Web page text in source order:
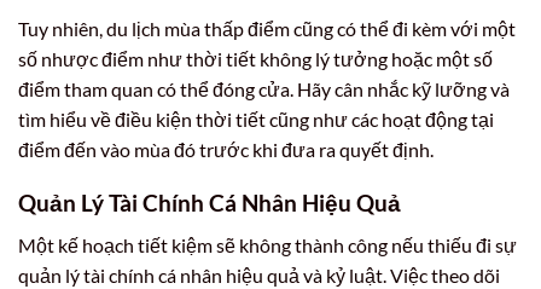
Tuy nhiên, du lịch mùa thấp điểm cũng có thể đi kèm với một
số nhược điểm như thời tiết không lý tưởng hoặc một số
điểm tham quan có thể đóng cửa. Hãy cân nhắc kỹ lưỡng và
tìm hiểu về điều kiện thời tiết cũng như các hoạt động tại
điểm đến vào mùa đó trước khi đưa ra quyết định.
Quản Lý Tài Chính Cá Nhân Hiệu Quả
Một kế hoạch tiết kiệm sẽ không thành công nếu thiếu đi sự
quản lý tài chính cá nhân hiệu quả và kỷ luật. Việc theo dõi